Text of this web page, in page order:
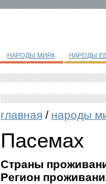
НАРОДЫ МИРА НАРОДЫ
главная / народы
Пасемах
Страны
Регион